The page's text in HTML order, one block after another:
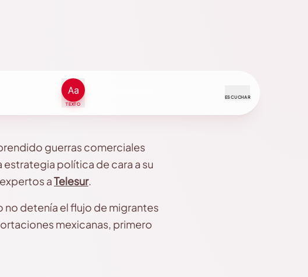
TEXTO
ESCUCHAR
guerras comerciales
política de cara a su
aTelesur.
no detenía el flujo de migrantes
mexicanas, primero